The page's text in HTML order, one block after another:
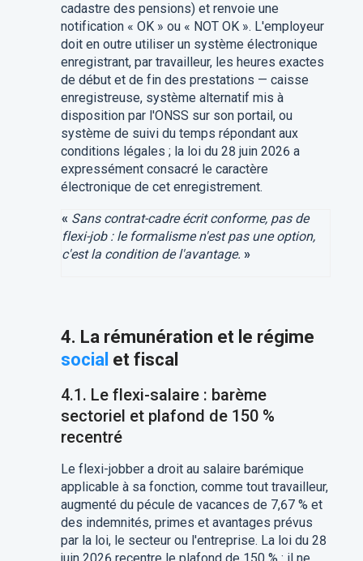
cadastre des pensions) et renvoie une
notification « OK » ou « NOT OK ». L'employeur
doit en outre utiliser un système électronique
enregistrant, par travailleur, les heures exactes
de début et de fin des prestations — caisse
enregistreuse, système alternatif mis à
disposition par l'ONSS sur son portail, ou
système de suivi du temps répondant aux
conditions légales ; la loi du 28 juin 2026 a
expressément consacré le caractère
électronique de cet enregistrement.
« Sans contrat-cadre écrit conforme, pas de
flexi-job : le formalisme n'est pas une option,
c'est la condition de l'avantage. »
4. La rémunération et le régime
social et fiscal
4.1. Le flexi-salaire : barème
sectoriel et plafond de 150 %
recentré
Le flexi-jobber a droit au salaire barémique
applicable à sa fonction, comme tout travailleur,
augmenté du pécule de vacances de 7,67 % et
des indemnités, primes et avantages prévus
par la loi, le secteur ou l'entreprise. La loi du 28